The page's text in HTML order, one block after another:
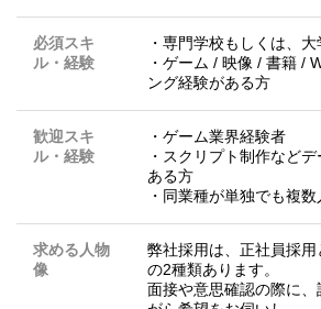
必須スキ
ル・経験
・専門学校もしくは、
・ゲーム / 映像 / 書籍 /
ング経験がある方
歓迎スキ
ル・経験
・ゲーム業界経験者
・スクリプト制作など
ある方
・同業種が単独でも複
求める人物
像
弊社採用は、正社員採
の2種類あります。
面接や意思確認の際に